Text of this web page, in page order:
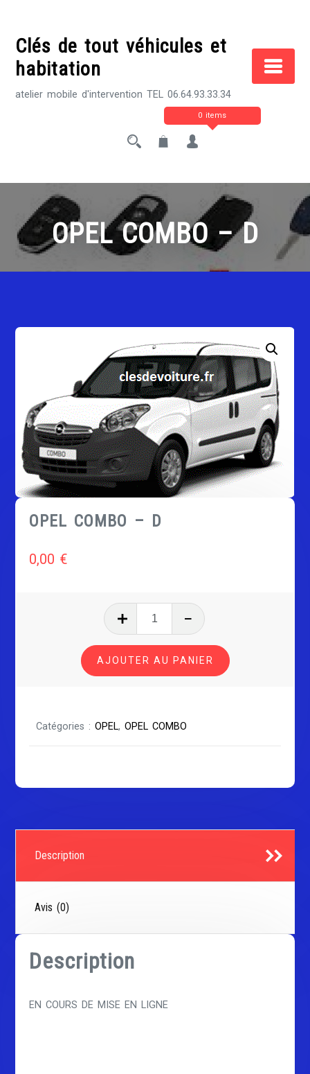
contentClés de tout véhicules et
habitation
atelier mobile d'intervention TEL 06.64.93.33.34
0 items
OPEL COMBO – D
OPEL COMBO – D
0,00 €
quantité
OPEL
COMBO
-
AJOUTER AU PANIER
Catégories :OPEL,OPEL COMBO
Description
Avis (0)
Description
EN COURS DE MISE EN LIGNE